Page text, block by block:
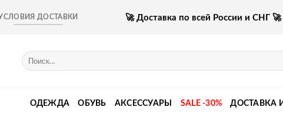
ДОСТАВКИ 🚀 Доставка по всей России и СНГ 🚀
Искать:
ОДЕЖДА ОБУВЬ АКСЕССУАРЫ SALE -30% ДОСТАВКА